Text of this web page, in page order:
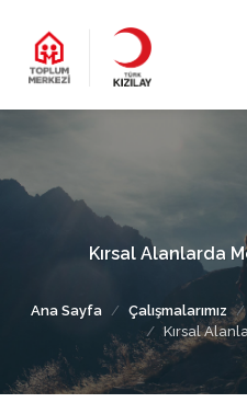
Kırsal Alanlarda
Ana Sayfa Çalışmalarımız
Kırsal